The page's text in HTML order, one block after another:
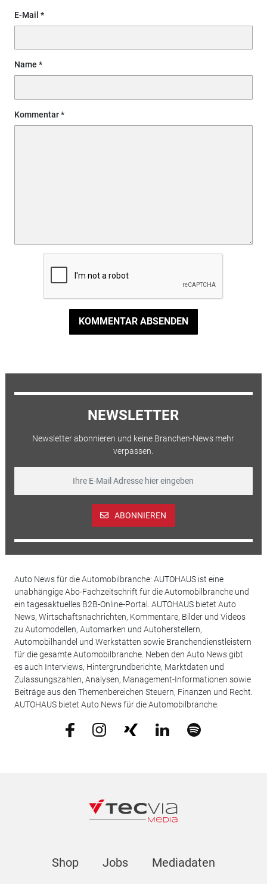
E-Mail
Name
Kommentar
KOMMENTAR ABSENDEN
NEWSLETTER
Newsletter abonnieren und keine Branchen-News mehr
verpassen.
ABONNIEREN
Auto News für die Automobilbranche: AUTOHAUS ist eine
unabhängige Abo-Fachzeitschrift für die Automobilbranche und
ein tagesaktuelles B2B-Online-Portal. AUTOHAUS bietet Auto
News, Wirtschaftsnachrichten, Kommentare, Bilder und Videos
zu Automodellen, Automarken und Autoherstellern,
Automobilhandel und Werkstätten sowie Branchendienstleistern
für die gesamte Automobilbranche. Neben den Auto News gibt
es auch Interviews, Hintergrundberichte, Marktdaten und
Zulassungszahlen, Analysen, Management-Informationen sowie
Beiträge aus den Themenbereichen Steuern, Finanzen und Recht.
AUTOHAUS bietet Auto News für die Automobilbranche.
Shop Jobs Mediadaten